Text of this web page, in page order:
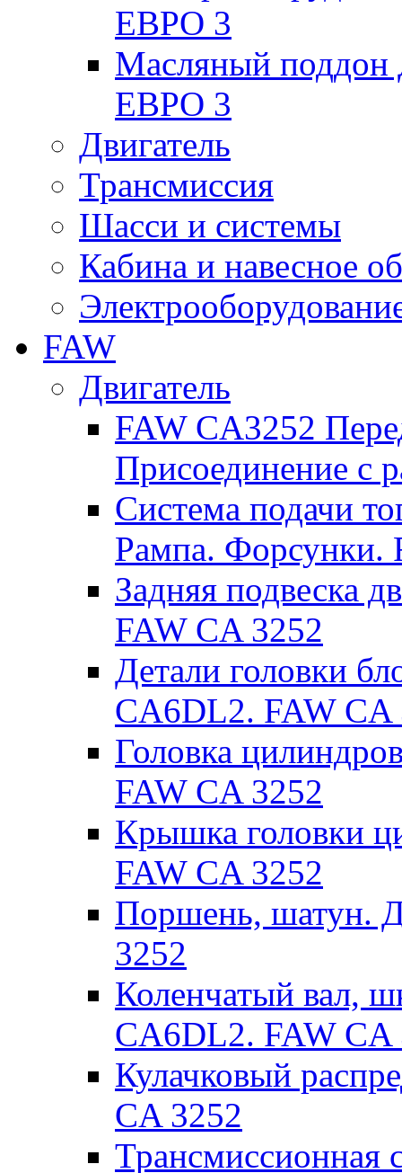
ЕВРО 3
Масляный поддон
ЕВРО 3
Двигатель
Трансмиссия
Шасси и системы
Кабина и навесное
FAW
Двигатель
FAW CA3252
Присоединение с
Система подачи
Рампа. Форсунки.
Задняя подвеска
FAW CA 3252
Детали головки
CA6DL2. FAW CA
Головка
FAW CA 3252
Крышка головки
FAW CA 3252
Поршень, шатун.
3252
Коленчатый вал,
CA6DL2. FAW CA
Кулачковый
CA 3252
Трансмиссионная